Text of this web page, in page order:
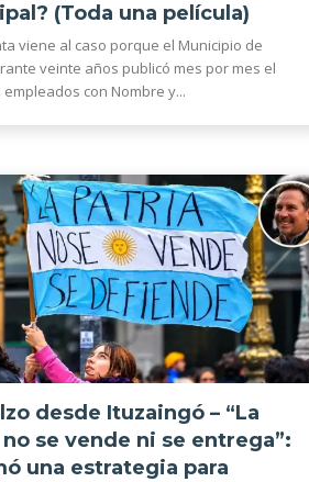
(Toda una película)
viene al caso porque el Municipio de
veinte años publicó mes por mes el
con Nombre y...
desde Ituzaingó – “La
se vende ni se entrega”:
una estrategia para